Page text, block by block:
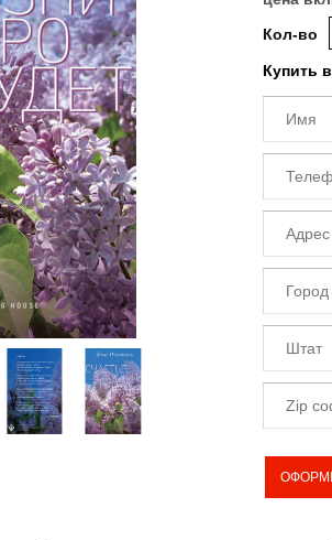
Кол-во
Купить